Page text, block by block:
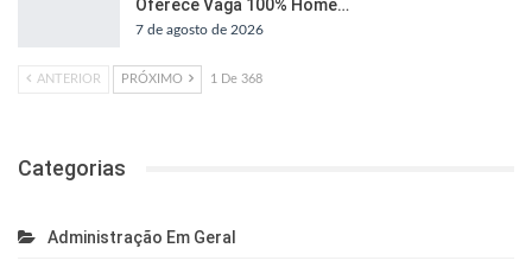
Oferece Vaga 100% Home…
7 de agosto de 2026
ANTERIOR PRÓXIMO 1 De 368
Categorias
Administração Em Geral